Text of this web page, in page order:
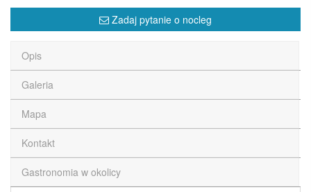
Zadaj pytanie o nocleg
Opis
Galeria
Mapa
Kontakt
Gastronomia w okolicy